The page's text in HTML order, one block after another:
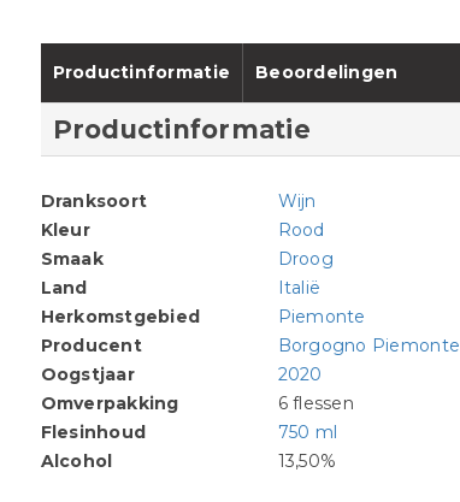
Productinformatie Beoordelingen
Productinformatie
Dranksoort
Wijn
Kleur
Rood
Smaak
Droog
Land
Italië
Herkomstgebied
Piemonte
Producent
Borgogno Piemonte
Oogstjaar
2020
Omverpakking
6 flessen
Flesinhoud
750 ml
Alcohol
13,50%